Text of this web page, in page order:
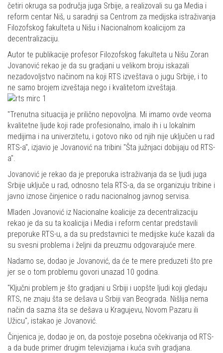
četiri okruga sa područja juga Srbije, a realizovali su ga Media i
reform centar Niš, u saradnji sa Centrom za medijska istraživanja
Filozofskog fakulteta u Nišu i Nacionalnom koalicijom za
decentralizaciju.
Autor te publikacije profesor Filozofskog fakulteta u Nišu Zoran
Jovanović rekao je da su gradjani u velikom broju iskazali
nezadovoljstvo načinom na koji RTS izveštava o jugu Srbije, i to
ne samo brojem izveštaja nego i kvalitetom izveštaja.
"Trenutna situacija je prilično nepovoljna. Mi imamo ovde veoma
kvalitetne ljude koji rade profesionalno, imalo ih i u lokalnim
medijima i na univerzitetu, i gotovo niko od njih nije uključen u rad
RTS-a", izjavio je Jovanović na tribini "Šta južnjaci dobijaju od RTS-
a".
Jovanović je rekao da je preporuka istraživanja da se ljudi juga
Srbije uključe u rad, odnosno tela RTS-a, da se organizuju tribine i
javno iznose činjenice o radu nacionalnog javnog servisa.
Mladen Jovanović iz Nacionalne koalicije za decentralizaciju
rekao je da su ta koalicija i Media i reform centar predstavili
preporuke RTS-u, a da su predstavnici te medijske kuće kazali da
su svesni problema i željni da preuzmu odgovarajuće mere.
Nadamo se, dodao je Jovanović, da će te mere preduzeti što pre
jer se o tom problemu govori unazad 10 godina.
"Ključni problem je što gradjani u Srbiji i uopšte ljudi koji gledaju
RTS, ne znaju šta se dešava u Srbiji van Beograda. Nišlija nema
način da sazna šta se dešava u Kragujevu, Novom Pazaru ili
Užicu", istakao je Jovanović.
Činjenica je, dodao je on, da postoje posebna očekivanja od RTS-
a da bude primer drugim televizijama i kuća svih gradjana.